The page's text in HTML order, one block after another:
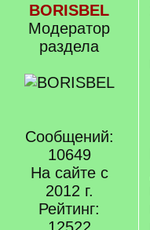
BORISBEL
Модератор
раздела
Сообщений:
10649
На сайте с
2012 г.
Рейтинг: